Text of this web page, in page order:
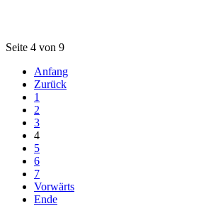
Seite 4 von 9
Anfang
Zurück
1
2
3
4
5
6
7
Vorwärts
Ende